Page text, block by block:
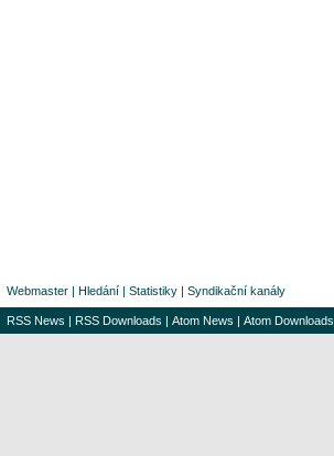
Webmaster | Hledání | Statistiky | Syndikační kanály
RSS News | RSS Downloads | Atom News | Atom Downloads